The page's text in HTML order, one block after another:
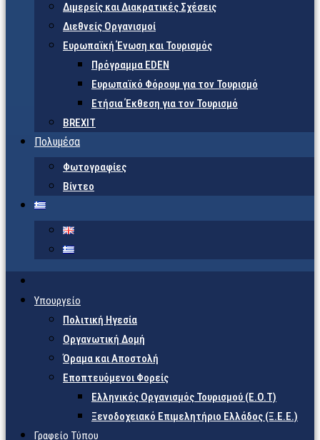
Διμερείς και Διακρατικές Σχέσεις
Διεθνείς Οργανισμοί
Ευρωπαϊκή Ένωση και Τουρισμός
Πρόγραμμα EDEN
Ευρωπαϊκό Φόρουμ για τον Τουρισμό
Ετήσια Έκθεση για τον Τουρισμό
BREXIT
Πολυμέσα
Φωτογραφίες
Βίντεο
Υπουργείο
Πολιτική Ηγεσία
Οργανωτική Δομή
Όραμα και Αποστολή
Εποπτευόμενοι Φορείς
Eλληνικός Οργανισμός Τουρισμού (Ε.Ο.Τ)
Ξενοδοχειακό Επιμελητήριο Ελλάδος (Ξ.Ε.Ε.)
Γραφείο Τύπου